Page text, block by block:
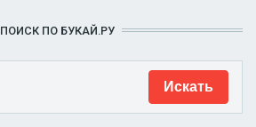
ПОИСК ПО БУКАЙ.РУ